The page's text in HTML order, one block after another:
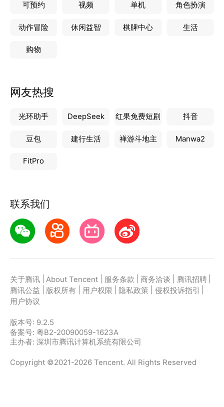
可预约 视频 单机 角色扮演
动作冒险 休闲益智 棋牌中心 生活
购物
网友热搜
光环助手 DeepSeek 红果免费短剧 抖音
豆包 建行生活 禅游斗地主 Manwa2
FitPro
联系我们
关于腾讯 About Tencent 服务条款 商务洽谈 腾讯招聘
腾讯公益
版权所有 用户权限 隐私政策 侵权投诉指引
用户协议
版本号: 9.2.5
备案号: 粤B2-20090059-1623A
主办者: 深圳市腾讯计算机系统有限公司
Copyright ©2021-2026 Tencent. All Rights Reserved